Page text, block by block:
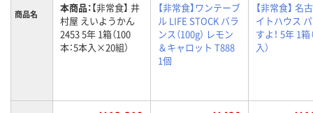
商品名 本商品：【非常食】 井
村屋 えいようかん
2453 5年 1箱（100
本：5本入×20組）
【非常食】ワンテーブ
ル LIFE STOCK バラ
ンス（100g） レモン
＆キャロット T888
1個
【非常食】 名
イトハウス
すよ！ 5年 1箱
入）